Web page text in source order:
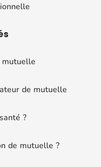
de mutuelle
?
de mutuelle ?